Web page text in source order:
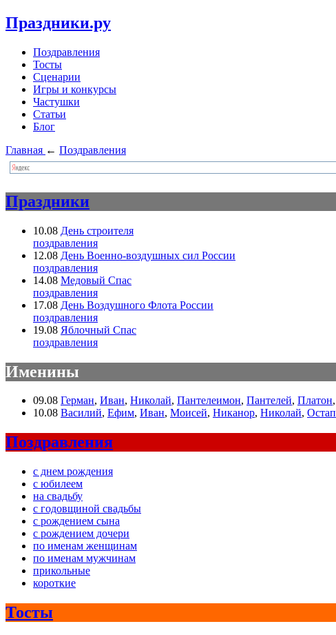
Праздники.ру
Поздравления
Тосты
Сценарии
Игры и конкурсы
Частушки
Статьи
Блог
Главная ← Поздравления
Праздники
10.08 День строителя
поздравления
12.08 День Военно-воздушных сил России
поздравления
14.08 Медовый Спас
поздравления
17.08 День Воздушного Флота России
поздравления
19.08 Яблочный Спас
поздравления
Именины
09.08 Герман, Иван, Николай, Пантелеимон, Пантелей, Платон,
10.08 Василий, Ефим, Иван, Моисей, Никанор, Николай, Остап
Поздравления
с днем рождения
с юбилеем
на свадьбу
с годовщиной свадьбы
с рождением сына
с рождением дочери
по именам женщинам
по именам мужчинам
прикольные
короткие
Тосты